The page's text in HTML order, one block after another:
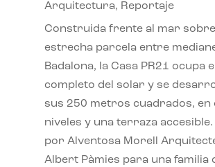
Arquitectura, Reportaje
Construida frente al mar
estrecha parcela entre
Badalona, la Casa PR21 ocupa
completo del solar y se
sus 250 metros cuadrados, en
niveles y una terraza accesible.
por Alventosa Morell
Albert Pàmies para una familia